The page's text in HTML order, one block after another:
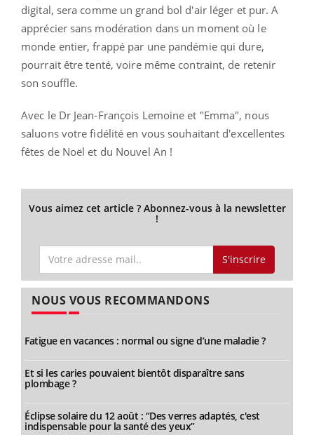
digital, sera comme un grand bol d'air léger et pur. A
apprécier sans modération dans un moment où le
monde entier, frappé par une pandémie qui dure,
pourrait être tenté, voire même contraint, de retenir
son souffle.
Avec le Dr Jean-François Lemoine et "Emma", nous
saluons votre fidélité en vous souhaitant d'excellentes
fêtes de Noël et du Nouvel An !
Vous aimez cet article ? Abonnez-vous à la newsletter
!
S'inscrire
NOUS VOUS RECOMMANDONS
Fatigue en vacances : normal ou signe d’une maladie ?
Et si les caries pouvaient bientôt disparaître sans
plombage ?
Éclipse solaire du 12 août : “Des verres adaptés, c'est
indispensable pour la santé des yeux”